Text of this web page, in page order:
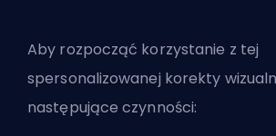
Aby rozpocząć korzystanie z tej
spersonalizowanej korekty
następujące czynności: